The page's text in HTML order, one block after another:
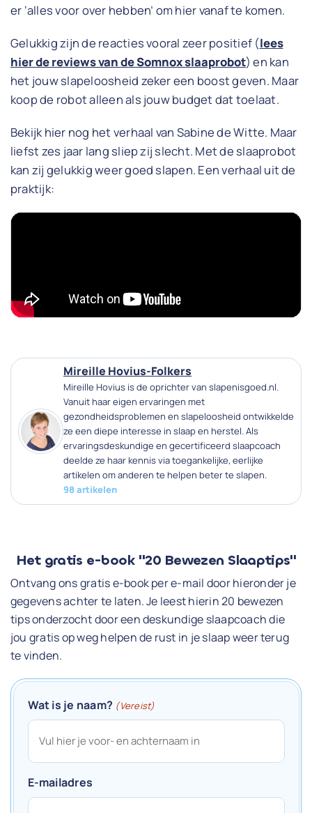
er ‘alles voor over hebben’ om hier vanaf te komen.
Gelukkig zijn de reacties vooral zeer positief (lees
hier de reviews van de Somnox slaaprobot) en kan
het jouw slapeloosheid zeker een boost geven. Maar
koop de robot alleen als jouw budget dat toelaat.
Bekijk hier nog het verhaal van Sabine de Witte. Maar
liefst zes jaar lang sliep zij slecht. Met de slaaprobot
kan zij gelukkig weer goed slapen. Een verhaal uit de
praktijk:
Mireille Hovius-Folkers
Mireille Hovius is de oprichter van slapenisgoed.nl.
Vanuit haar eigen ervaringen met
gezondheidsproblemen en slapeloosheid ontwikkelde
ze een diepe interesse in slaap en herstel. Als
ervaringsdeskundige en gecertificeerd slaapcoach
deelde ze haar kennis via toegankelijke, eerlijke
artikelen om anderen te helpen beter te slapen.
98 artikelen
Het gratis e-book "20 Bewezen Slaaptips"
Ontvang ons gratis e-book per e-mail door hieronder je
gegevens achter te laten. Je leest hierin 20 bewezen
tips onderzocht door een deskundige slaapcoach die
jou gratis op weg helpen de rust in je slaap weer terug
te vinden.
Wat is je naam? (Vereist)
E-mailadres